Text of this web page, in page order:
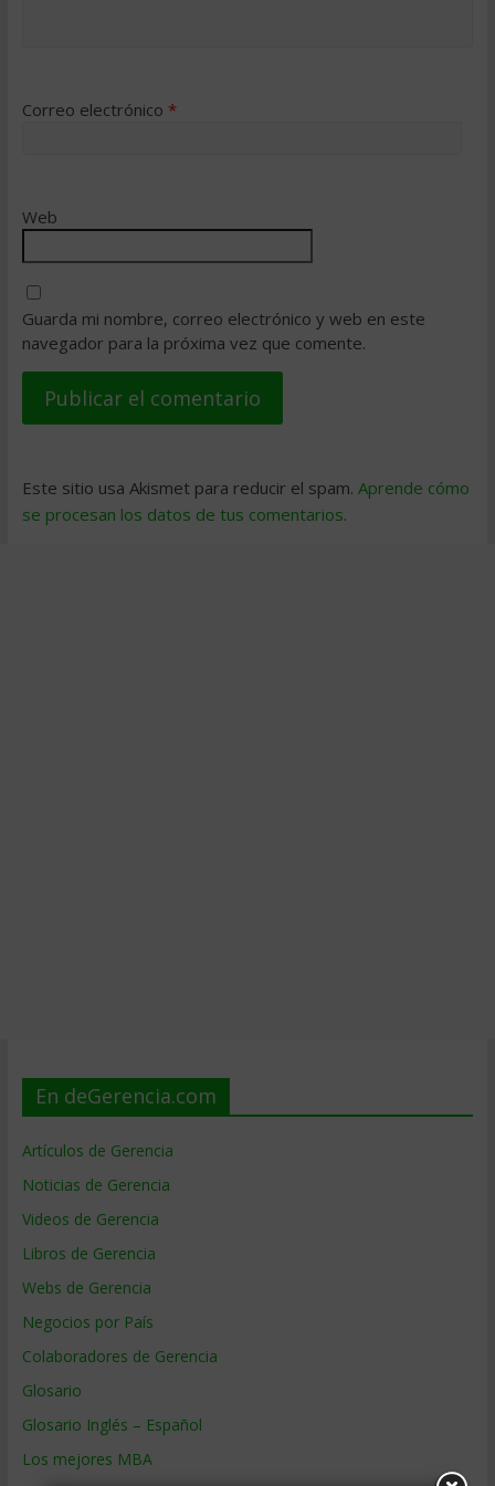
Correo electrónico *
Web
Guarda mi nombre, correo electrónico y web en este
navegador para la próxima vez que comente.
Este sitio usa Akismet para reducir el spam. Aprende cómo
se procesan los datos de tus comentarios.
En deGerencia.com
Artículos de Gerencia
Noticias de Gerencia
Videos de Gerencia
Libros de Gerencia
Webs de Gerencia
Negocios por País
Colaboradores de Gerencia
Glosario
Glosario Inglés – Español
Los mejores MBA